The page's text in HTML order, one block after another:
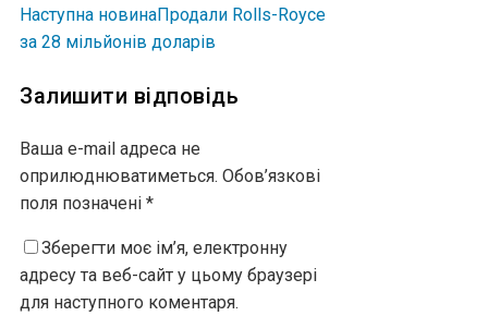
Наступна новинаПродали Rolls-Royce
за 28 мільйонів доларів
Залишити відповідь
Ваша e-mail адреса не
оприлюднюватиметься. Обов’язкові
поля позначені *
Зберегти моє ім’я, електронну
адресу та веб-сайт у цьому браузері
для наступного коментаря.